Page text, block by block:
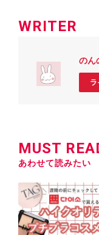
WRITER
のん
ラ
MUST
あわせて読みたい